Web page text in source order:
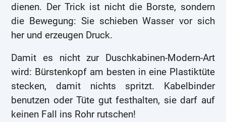
dienen. Der Trick ist nicht die Borste, sondern
die Bewegung: Sie schieben Wasser vor sich
her und erzeugen Druck.
Damit es nicht zur Duschkabinen-Modern-Art
wird: Bürstenkopf am besten in eine Plastiktüte
stecken, damit nichts spritzt. Kabelbinder
benutzen oder Tüte gut festhalten, sie darf auf
keinen Fall ins Rohr rutschen!